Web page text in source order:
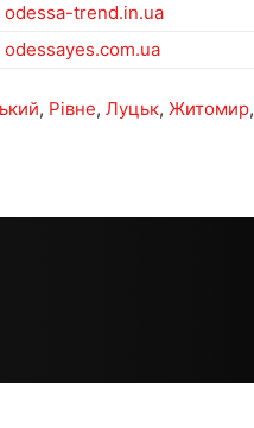
odessa-trend.in.ua
odessayes.com.ua
, Рівне, Луцьк, Житомир,